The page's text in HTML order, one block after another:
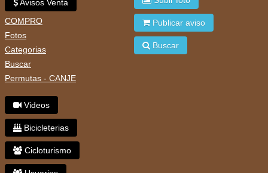
Avisos Venta
COMPRO
Fotos
Categorias
Buscar
Permutas - CANJE
Videos
Bicicleterias
Cicloturismo
Publicar aviso
Buscar